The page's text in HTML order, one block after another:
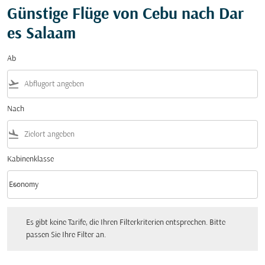
Günstige Flüge von Cebu nach Dar
es Salaam
Ab
flight_takeoff
Nach
flight_land
Kabinenklasse
Kabinenklasse option Economy Selected
Economy
keyboard_arrow_down
Es gibt keine Tarife, die Ihren Filterkriterien entsprechen. Bitte
passen Sie Ihre Filter an.